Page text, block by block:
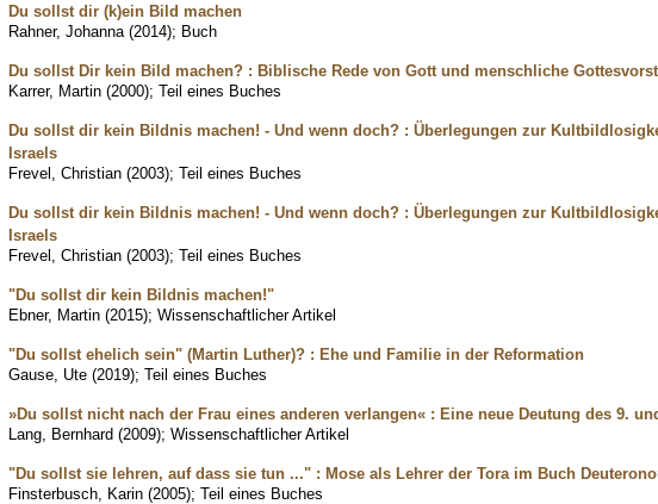
Du sollst dir (k)ein Bild machen
Rahner, Johanna (2014); Buch
Du sollst Dir kein Bild machen? : Biblische Rede von Gott und menschliche
Karrer, Martin (2000); Teil eines Buches
Du sollst dir kein Bildnis machen! - Und wenn doch? : Überlegungen zur
Israels
Frevel, Christian (2003); Teil eines Buches
Du sollst dir kein Bildnis machen! - Und wenn doch? : Überlegungen zur
Israels
Frevel, Christian (2003); Teil eines Buches
"Du sollst dir kein Bildnis machen!"
Ebner, Martin (2015); Wissenschaftlicher Artikel
"Du sollst ehelich sein" (Martin Luther)? : Ehe und Familie in der Reformation
Gause, Ute (2019); Teil eines Buches
»Du sollst nicht nach der Frau eines anderen verlangen« : Eine neue Deutung des 9.
Lang, Bernhard (2009); Wissenschaftlicher Artikel
"Du sollst sie lehren, auf dass sie tun ..." : Mose als Lehrer der Tora im Buch
Finsterbusch, Karin (2005); Teil eines Buches